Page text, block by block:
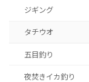
ジギング
タチウオ
五目釣り
夜焚きイカ釣り